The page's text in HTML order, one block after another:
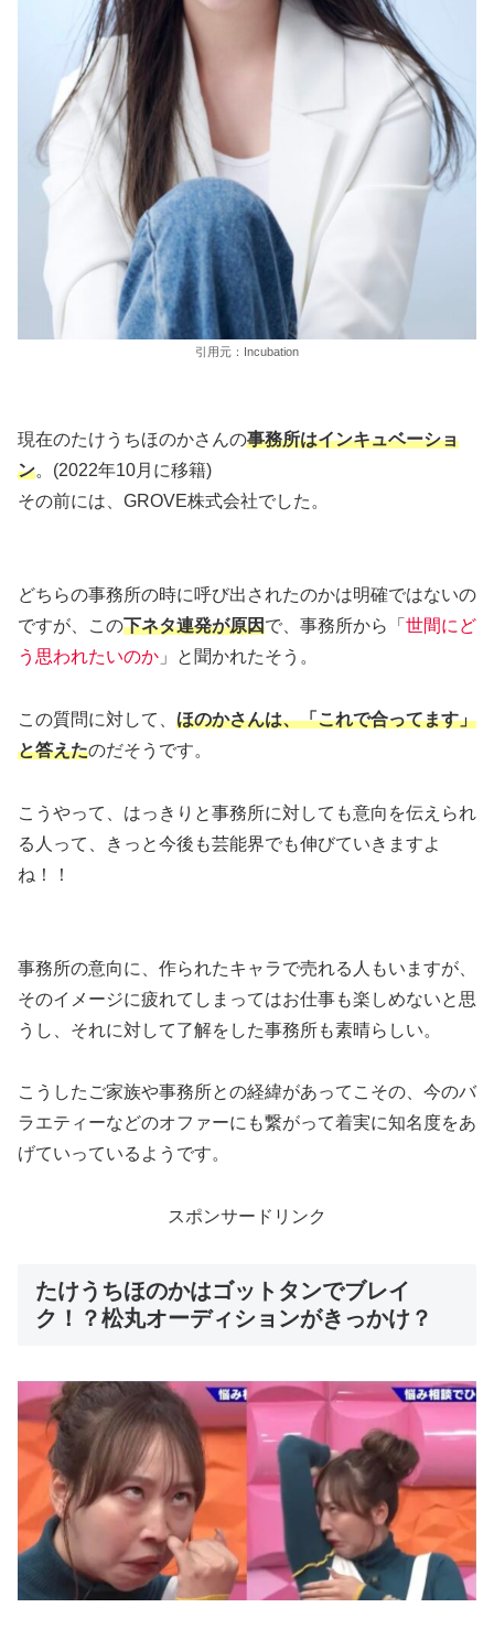
引用元：Incubation
現在のたけうちほのかさんの事務所はインキュベーショ
ン。(2022年10月に移籍)
その前には、GROVE株式会社でした。
どちらの事務所の時に呼び出されたのかは明確ではないの
ですが、この下ネタ連発が原因で、事務所から「 世間にど
う思われたいのか 」と聞かれたそう。
この質問に対して、 ほのかさんは、「これで合ってます」
と答えたのだそうです。
こうやって、はっきりと事務所に対しても意向を伝えられ
る人って、きっと今後も芸能界でも伸びていきますよ
ね！！
事務所の意向に、作られたキャラで売れる人もいますが、
そのイメージに疲れてしまってはお仕事も楽しめないと思
うし、それに対して了解をした事務所も素晴らしい。
こうしたご家族や事務所との経緯があってこその、今のバ
ラエティーなどのオファーにも繋がって着実に知名度をあ
げていっているようです。
スポンサードリンク
たけうちほのかはゴットタンでブレイ
ク！？松丸オーディションがきっかけ？